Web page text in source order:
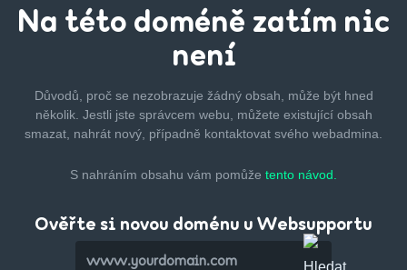
Na této doméně zatím nic
není
Důvodů, proč se nezobrazuje žádný obsah, může být hned
několik. Jestli jste správcem webu, můžete existující obsah
smazat, nahrát nový, případně kontaktovat svého webadmina.
S nahráním obsahu vám pomůže tento návod.
Ověřte si novou doménu u Websupportu